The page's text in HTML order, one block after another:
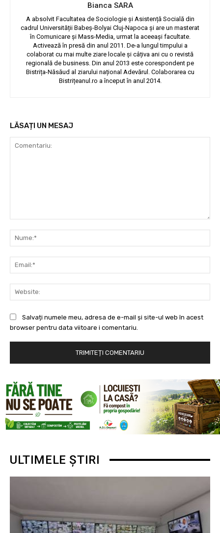
Bianca SARA
A absolvit Facultatea de Sociologie și Asistență Socială din
cadrul Universității Babeș-Bolyai Cluj-Napoca și are un masterat
în Comunicare și Mass-Media, urmat la aceeași facultate.
Activează în presă din anul 2011. De-a lungul timpului a
colaborat cu mai multe ziare locale și câțiva ani cu o revistă
regională de business. Din anul 2013 este corespondent pe
Bistrița-Năsăud al ziarului național Adevărul. Colaborarea cu
Bistrițeanul.ro a început în anul 2014.
LĂSAȚI UN MESAJ
Salvați numele meu, adresa de e-mail și site-ul web în acest
browser pentru data viitoare i comentariu.
ULTIMELE ȘTIRI